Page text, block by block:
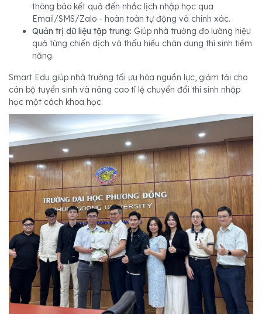
thông báo kết quả đến nhắc lịch nhập học qua
Email/SMS/Zalo - hoàn toàn tự động và chính xác.
Quản trị dữ liệu tập trung: Giúp nhà trường đo lường hiệu
quả từng chiến dịch và thấu hiểu chân dung thí sinh tiềm
năng.
Smart Edu giúp nhà trường tối ưu hóa nguồn lực, giảm tải cho
cán bộ tuyển sinh và nâng cao tỉ lệ chuyển đổi thí sinh nhập
học một cách khoa học.